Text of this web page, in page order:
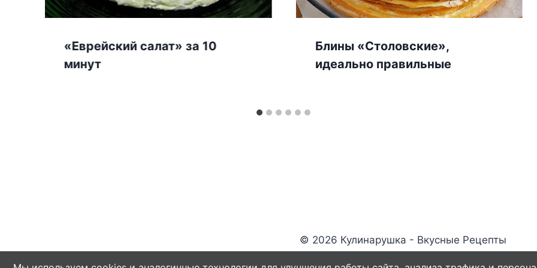
«Еврейский салат» за 10
минут
Блины «Cтоловcкие»,
идeальнo правильныe
© 2026 Кулинарушка - Вкусные Рецепты